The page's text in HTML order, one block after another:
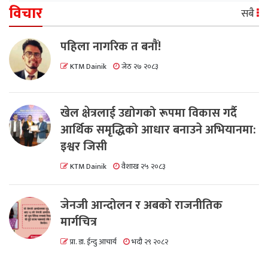
विचार सबै
पहिला नागरिक त बनाैं!
KTM Dainik जेठ २७ २०८३
खेल क्षेत्रलाई उद्योगको रूपमा विकास गर्दै
आर्थिक समृद्धिको आधार बनाउने अभियानमा:
इश्वर जिसी
KTM Dainik वैशाख २५ २०८३
जेनजी आन्दोलन र अबको राजनीतिक
मार्गचित्र
प्रा. डा. ईन्दु आचार्य भदौ २९ २०८२